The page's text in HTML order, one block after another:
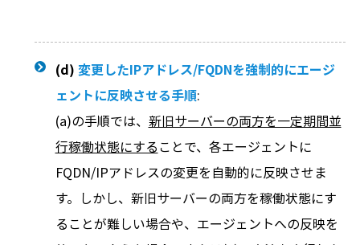
(d) 変更したIPアドレス/FQDNを強制的にエージ
ェントに反映させる手順:
(a)の手順では、 新旧サーバーの両方を一定期間並
行稼働状態にする ことで、各エージェントに
FQDN/IPアドレスの変更を自動的に反映させま
す。しかし、新旧サーバーの両方を稼働状態にす
ることが難しい場合や、エージェントへの反映を